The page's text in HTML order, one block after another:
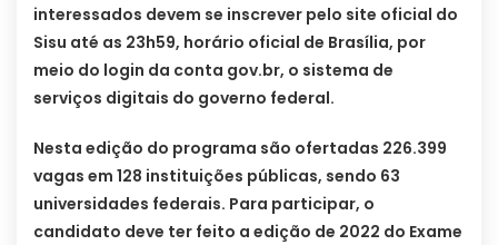
interessados devem se inscrever pelo site oficial do
Sisu até as 23h59, horário oficial de Brasília, por
meio do login da conta gov.br, o sistema de
serviços digitais do governo federal.
Nesta edição do programa são ofertadas 226.399
vagas em 128 instituições públicas, sendo 63
universidades federais. Para participar, o
candidato deve ter feito a edição de 2022 do Exame